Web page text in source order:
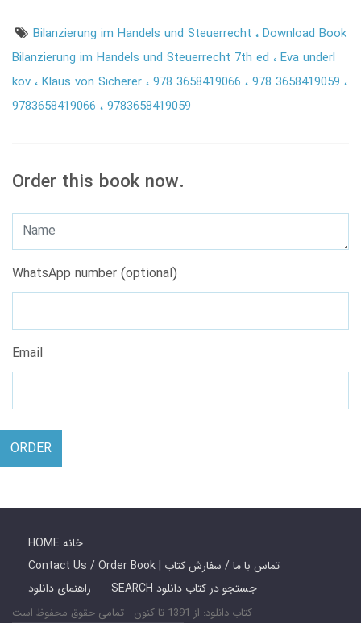
Bilanzierung im Handels und Steuerrecht Download Book
Bilanzierung im Handels und Steuerrecht 7th ed
Eva underl
kov Klaus von Sicherer 978 3658419066
978 3658419059
9783658419066
9783658419059
Order this book now.
WhatsApp number (optional)
Email
ORDER
HOME خانه
Contact Us / Order Book | تماس با ما / سفارش کتاب
راهنمای دانلود
SEARCH جستجو در کتاب دانلود
کتاب دانلود: از 1391 تا کنون - تمامی حقوق محفوظ است